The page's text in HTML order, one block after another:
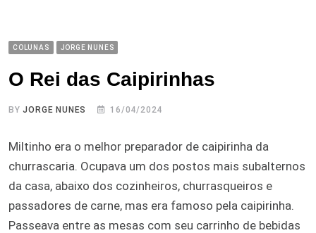
COLUNAS JORGE NUNES
O Rei das Caipirinhas
BYJORGE NUNES 16/04/2024
Miltinho era o melhor preparador de caipirinha da
churrascaria. Ocupava um dos postos mais subalternos
da casa, abaixo dos cozinheiros, churrasqueiros e
passadores de carne, mas era famoso pela caipirinha.
Passeava entre as mesas com seu carrinho de bebidas